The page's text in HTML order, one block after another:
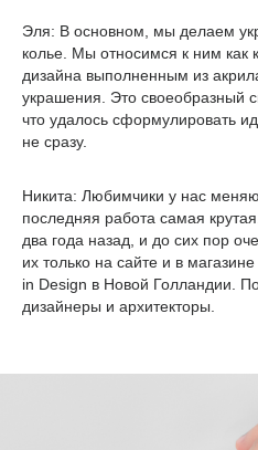
Эля: В основном, мы делаем
колье. Мы относимся к ним как
дизайна выполненным из
украшения. Это своеобразный
что удалось сформулировать
не сразу.
Никита: Любимчики у нас
последняя работа самая
два года назад, и до сих пор
их только на сайте и в
in Design в Новой Голландии.
дизайнеры и архитекторы.